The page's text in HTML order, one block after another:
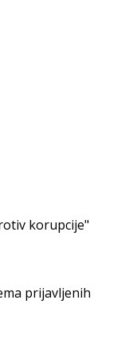
korupcije"
prijavljenih